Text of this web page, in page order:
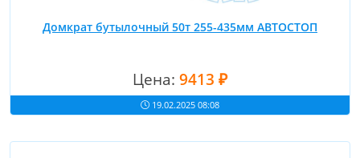
Домкрат бутылочный 50т 255-435мм АВТОСТОП
Цена: 9413 ₽
19.02.2025 08:08